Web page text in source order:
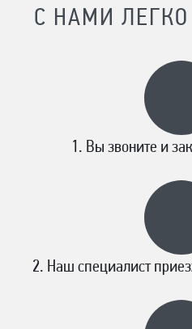
С НАМИ
Вы звоните и
Наш специалист